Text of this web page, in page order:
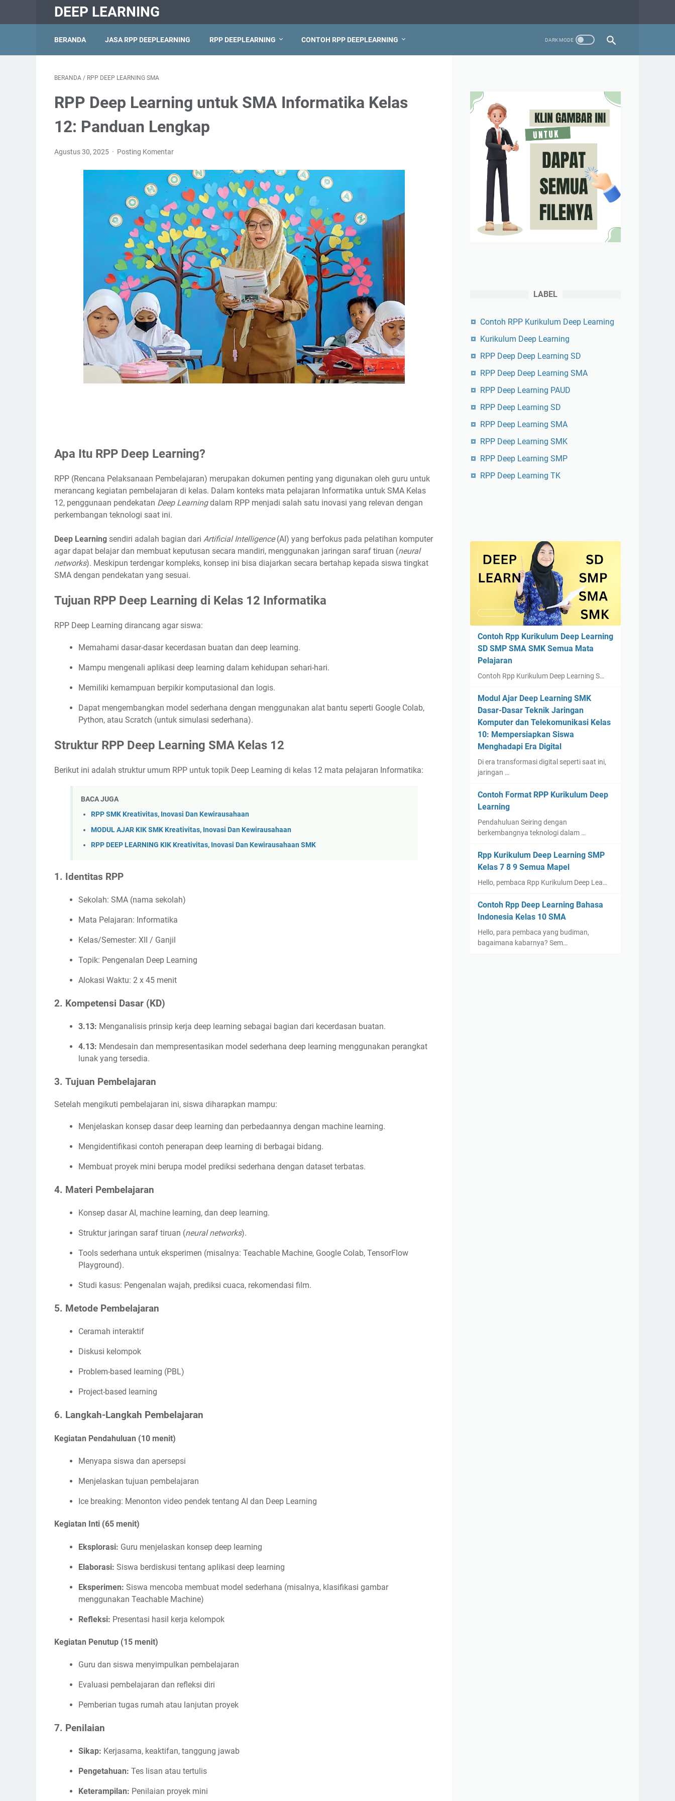
DEEP LEARNING
BERANDA JASA RPP DEEPLEARNING RPP DEEPLEARNING CONTOH RPP DEEPLEARNING
BERANDA / RPP DEEP LEARNING SMA
RPP Deep Learning untuk SMA Informatika Kelas
12: Panduan Lengkap
Agustus 30, 2025 Posting Komentar
Apa Itu RPP Deep Learning?
RPP (Rencana Pelaksanaan Pembelajaran) merupakan dokumen penting yang digunakan oleh guru untuk
merancang kegiatan pembelajaran di kelas. Dalam konteks mata pelajaran Informatika untuk SMA Kelas
12, penggunaan pendekatan Deep Learningdalam RPP menjadi salah satu inovasi yang relevan dengan
perkembangan teknologi saat ini.
Deep Learning sendiri adalah bagian dari Artificial Intelligence(AI) yang berfokus pada pelatihan komputer
agar dapat belajar dan membuat keputusan secara mandiri, menggunakan jaringan saraf tiruan (neural
networks). Meskipun terdengar kompleks, konsep ini bisa diajarkan secara bertahap kepada siswa tingkat
SMA dengan pendekatan yang sesuai.
Tujuan RPP Deep Learning di Kelas 12 Informatika
RPP Deep Learning dirancang agar siswa:
Memahami dasar-dasar kecerdasan buatan dan deep learning.
Mampu mengenali aplikasi deep learning dalam kehidupan sehari-hari.
Memiliki kemampuan berpikir komputasional dan logis.
Dapat mengembangkan model sederhana dengan menggunakan alat bantu seperti Google Colab,
Python, atau Scratch (untuk simulasi sederhana).
Struktur RPP Deep Learning SMA Kelas 12
Berikut ini adalah struktur umum RPP untuk topik Deep Learning di kelas 12 mata pelajaran Informatika:
BACA JUGA
RPP SMK Kreativitas, Inovasi Dan Kewirausahaan
MODUL AJAR KIK SMK Kreativitas, Inovasi Dan Kewirausahaan
RPP DEEP LEARNING KIK Kreativitas, Inovasi Dan Kewirausahaan SMK
1. Identitas RPP
Sekolah: SMA (nama sekolah)
Mata Pelajaran: Informatika
Kelas/Semester: XII / Ganjil
Topik: Pengenalan Deep Learning
Alokasi Waktu: 2 x 45 menit
2. Kompetensi Dasar (KD)
3.13: Menganalisis prinsip kerja deep learning sebagai bagian dari kecerdasan buatan.
4.13: Mendesain dan mempresentasikan model sederhana deep learning menggunakan perangkat
lunak yang tersedia.
3. Tujuan Pembelajaran
Setelah mengikuti pembelajaran ini, siswa diharapkan mampu:
Menjelaskan konsep dasar deep learning dan perbedaannya dengan machine learning.
Mengidentifikasi contoh penerapan deep learning di berbagai bidang.
Membuat proyek mini berupa model prediksi sederhana dengan dataset terbatas.
4. Materi Pembelajaran
Konsep dasar AI, machine learning, dan deep learning.
Struktur jaringan saraf tiruan (neural networks).
Tools sederhana untuk eksperimen (misalnya: Teachable Machine, Google Colab, TensorFlow
Playground).
Studi kasus: Pengenalan wajah, prediksi cuaca, rekomendasi film.
5. Metode Pembelajaran
Ceramah interaktif
Diskusi kelompok
Problem-based learning (PBL)
Project-based learning
6. Langkah-Langkah Pembelajaran
Kegiatan Pendahuluan (10 menit)
Menyapa siswa dan apersepsi
Menjelaskan tujuan pembelajaran
Ice breaking: Menonton video pendek tentang AI dan Deep Learning
Kegiatan Inti (65 menit)
Eksplorasi: Guru menjelaskan konsep deep learning
Elaborasi: Siswa berdiskusi tentang aplikasi deep learning
Eksperimen: Siswa mencoba membuat model sederhana (misalnya, klasifikasi gambar
menggunakan Teachable Machine)
Refleksi: Presentasi hasil kerja kelompok
Kegiatan Penutup (15 menit)
Guru dan siswa menyimpulkan pembelajaran
Evaluasi pembelajaran dan refleksi diri
Pemberian tugas rumah atau lanjutan proyek
7. Penilaian
Sikap: Kerjasama, keaktifan, tanggung jawab
Pengetahuan: Tes lisan atau tertulis
Keterampilan: Penilaian proyek mini
LABEL
Contoh RPP Kurikulum Deep Learning
Kurikulum Deep Learning
RPP Deep Deep Learning SD
RPP Deep Deep Learning SMA
RPP Deep Learning PAUD
RPP Deep Learning SD
RPP Deep Learning SMA
RPP Deep Learning SMK
RPP Deep Learning SMP
RPP Deep Learning TK
Contoh Rpp Kurikulum Deep Learning
SD SMP SMA SMK Semua Mata
Pelajaran
Contoh Rpp Kurikulum Deep Learning S…
Modul Ajar Deep Learning SMK
Dasar-Dasar Teknik Jaringan
Komputer dan Telekomunikasi Kelas
10: Mempersiapkan Siswa
Menghadapi Era Digital
Di era transformasi digital seperti saat ini,
jaringan …
Contoh Format RPP Kurikulum Deep
Learning
Pendahuluan Seiring dengan
berkembangnya teknologi dalam …
Rpp Kurikulum Deep Learning SMP
Kelas 7 8 9 Semua Mapel
Hello, pembaca Rpp Kurikulum Deep Lea…
Contoh Rpp Deep Learning Bahasa
Indonesia Kelas 10 SMA
Hello, para pembaca yang budiman,
bagaimana kabarnya? Sem…